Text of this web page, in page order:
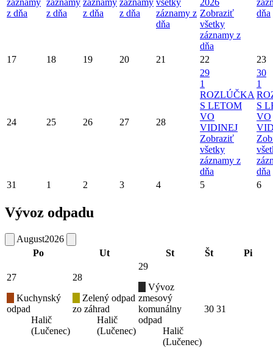
záznamy
z dňa
záznamy
z dňa
záznamy
z dňa
záznamy
z dňa
všetky
záznamy z
dňa
2026
Zobraziť
všetky
záznamy z
dňa
dňa
17 18 19 20 21 22 23
24 25 26 27 28
29
1
ROZLÚČKA
S LETOM
VO
VIDINEJ
Zobraziť
všetky
záznamy z
dňa
30
1
S
VO
dňa
31
1 2 3 4 5 6
Vývoz odpadu
August2026
Po
Ut St Št Pi
27
Kuchynský
odpad
Halič
(Lučenec)
28
Zelený odpad
zo záhrad
Halič
(Lučenec)
29
Vývoz
zmesový
komunálny
odpad
Halič
(Lučenec)
30 31